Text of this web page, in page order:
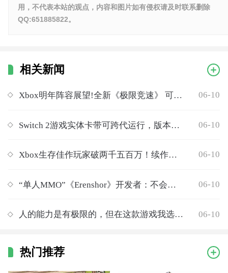
用，不代表本站的观点，内容和图片如有侵权请及时联系删除
QQ:651885822。
相关新闻
Xbox明年阵容展望!全新《极限竞速》 可能还有光环 06-10
Switch 2游戏实体卡带可跨代运行，版本自动适配 06-10
Xbox生存佳作玩家破两千五百万！续作已公布！ 06-10
“单人MMO”《Erenshor》开发者：不会添加多人模式 06-10
人的能力是有极限的，但在这款游戏我选择“不做人” 06-10
热门推荐